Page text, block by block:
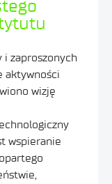
i zaproszonych
aktywności
wizję
wspieranie